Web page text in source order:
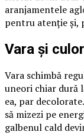
aranjamentele
pentru atenție și,
Vara și
Vara schimbă
uneori chiar dură
ea, par
să mizezi pe
galbenul cald